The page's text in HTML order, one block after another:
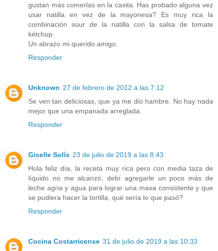
gustan más comerlas en la casita. Has probado alguna vez
usar natilla en vez de la mayonesa? Es muy rica la
combinación sour de la natilla con la salsa de tomate
kétchup.
Un abrazo mi querido amigo.
Responder
Unknown 27 de febrero de 2012 a las 7:12
Se ven tan deliciosas, que ya me dio hambre. No hay nada
mejor que una empanada arreglada.
Responder
Giselle Solís 23 de julio de 2019 a las 8:43
Hola feliz día, la receta muy rica pero con media taza de
líquido no me alcanzó, debí agregarle un poco más de
leche agria y agua para lograr una masa consistente y que
se pudiera hacer la tortilla, qué sería lo que pasó?
Responder
Cocina Costarricense 31 de julio de 2019 a las 10:33